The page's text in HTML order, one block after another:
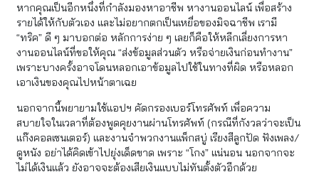
หากคุณเป็นอีกหนึ่งที่กำลังมองหาอาชีพ หางานออนไลน์ เพื่อสร้าง
รายได้ให้กับตัวเอง และไม่อยากตกเป็นเหยื่อของมิจฉาชีพ เรามี
“ทริค” ดี ๆ มาบอกต่อ หลักการง่าย ๆ เลยก็คือให้หลีกเลี่ยงการหา
งานออนไลน์ที่ขอให้คุณ “ส่งข้อมูลส่วนตัว หรือจ่ายเงินก่อนทำงาน”
เพราะบางครั้งอาจโดนหลอกเอาข้อมูลไปใช้ในทางที่ผิด หรือหลอก
เอาเงินของคุณไปหน้าตาเฉย
นอกจากนี้พยายามใช้แอปฯ คัดกรองเบอร์โทรศัพท์ เพื่อความ
สบายใจในเวลาที่ต้องพูดคุยงานผ่านโทรศัพท์ (กรณีที่กังวลว่าจะเป็น
แก๊งคอลเซนเตอร์) และงานจำพวกงานแพ็กสบู่ เรียงสีลูกปัด ฟังเพลง/
ดูหนัง อย่าได้คิดเข้าไปยุ่งเด็ดขาด เพราะ “โกง” แน่นอน นอกจากจะ
ไม่ได้เงินแล้ว ยังอาจจะต้องเสียเงินแบบไม่ทันตั้งตัวอีกด้วย